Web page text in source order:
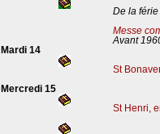
De la férie
Messe
Avant
Mardi 14
St
Mercredi 15
St Henri,